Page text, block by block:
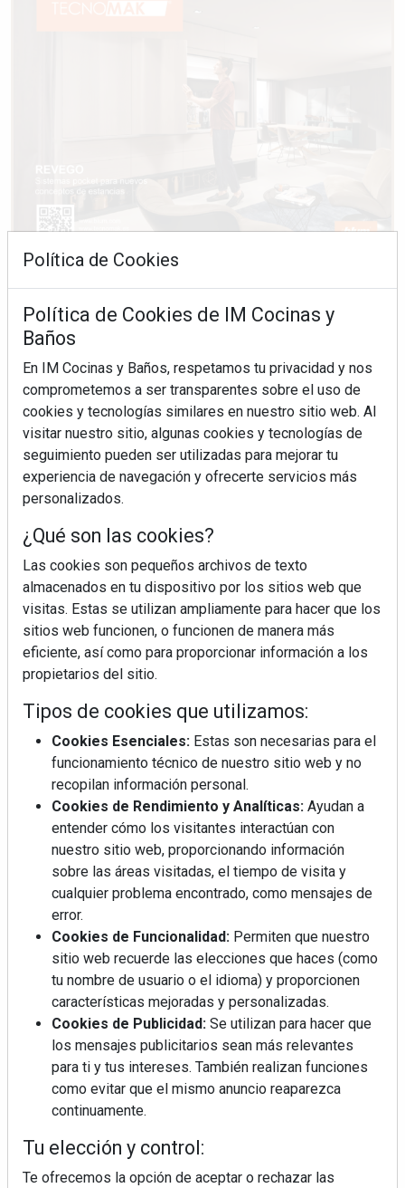
La industrialización, descarbonización y el Plan
BIM España, a debate en REBUILD
MÁS LEÍDOS
La cocina resiste, el mercado duda
MHK Ibérica potencia el crecimiento
de sus asociados con la
marca musterhaus küchen
hasta los 9.664 millones de euros
Diseño, orden y sostenibilidad marcan
la evolución del fregadero
¿Por qué la cocina ha destronado al
salón como el espacio favorito de la
Sapienstone y Cupa Stone refuerzan
su alianza con una nueva superficie
Política de Cookies
Política de Cookies de IM Cocinas y
Baños
En IM Cocinas y Baños, respetamos tu privacidad y nos
comprometemos a ser transparentes sobre el uso de
cookies y tecnologías similares en nuestro sitio web. Al
visitar nuestro sitio, algunas cookies y tecnologías de
seguimiento pueden ser utilizadas para mejorar tu
experiencia de navegación y ofrecerte servicios más
personalizados.
¿Qué son las cookies?
Las cookies son pequeños archivos de texto
almacenados en tu dispositivo por los sitios web que
visitas. Estas se utilizan ampliamente para hacer que los
sitios web funcionen, o funcionen de manera más
eficiente, así como para proporcionar información a los
propietarios del sitio.
Tipos de cookies que utilizamos:
Cookies Esenciales: Estas son necesarias para el
funcionamiento técnico de nuestro sitio web y no
recopilan información personal.
Cookies de Rendimiento y Analíticas: Ayudan a
entender cómo los visitantes interactúan con
nuestro sitio web, proporcionando información
sobre las áreas visitadas, el tiempo de visita y
cualquier problema encontrado, como mensajes de
error.
Cookies de Funcionalidad: Permiten que nuestro
sitio web recuerde las elecciones que haces (como
tu nombre de usuario o el idioma) y proporcionen
características mejoradas y personalizadas.
Cookies de Publicidad: Se utilizan para hacer que
los mensajes publicitarios sean más relevantes
para ti y tus intereses. También realizan funciones
como evitar que el mismo anuncio reaparezca
continuamente.
Tu elección y control:
Te ofrecemos la opción de aceptar o rechazar las